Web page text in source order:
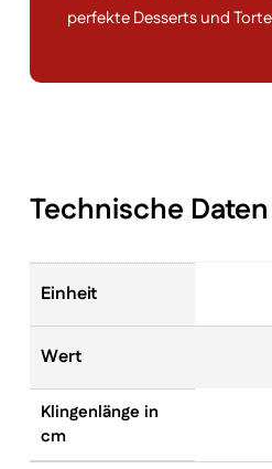
perfekte Desserts und
Technische Daten
Einheit
Wert
Klingenlänge in
cm